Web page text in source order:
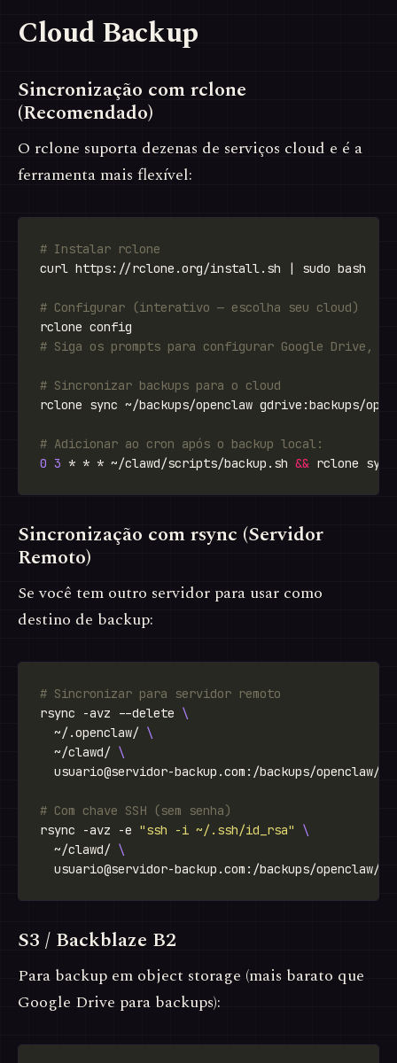
Cloud Backup
Sincronização com rclone
(Recomendado)
O rclone suporta dezenas de serviços cloud e é a
ferramenta mais flexível:
# Instalar rclone
# Configurar (interativo — escolha seu cloud)
# Siga os prompts para configurar Google Drive,
# Sincronizar backups para o cloud
# Adicionar ao cron após o backup local:
0 3 * * * ~/clawd/scripts/backup.sh &&
Sincronização com rsync (Servidor
Remoto)
Se você tem outro servidor para usar como
destino de backup:
# Sincronizar para servidor remoto
rsync -avz --delete
  ~/.openclaw/
  ~/clawd/
usuario@servidor-backup.com
# Com chave SSH (sem senha)
rsync -avz -e "ssh -i ~/.ssh/id_rsa"
  ~/clawd/
usuario@servidor-backup.com
S3 / Backblaze B2
Para backup em object storage (mais barato que
Google Drive para backups):